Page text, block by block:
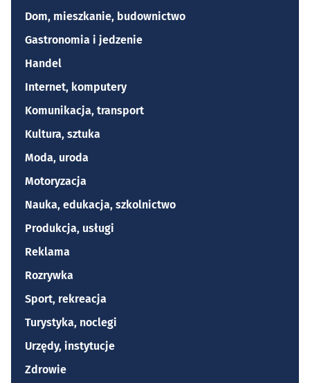
Dom, mieszkanie, budownictwo
Gastronomia i jedzenie
Handel
Internet, komputery
Komunikacja, transport
Kultura, sztuka
Moda, uroda
Motoryzacja
Nauka, edukacja, szkolnictwo
Produkcja, usługi
Reklama
Rozrywka
Sport, rekreacja
Turystyka, noclegi
Urzędy, instytucje
Zdrowie